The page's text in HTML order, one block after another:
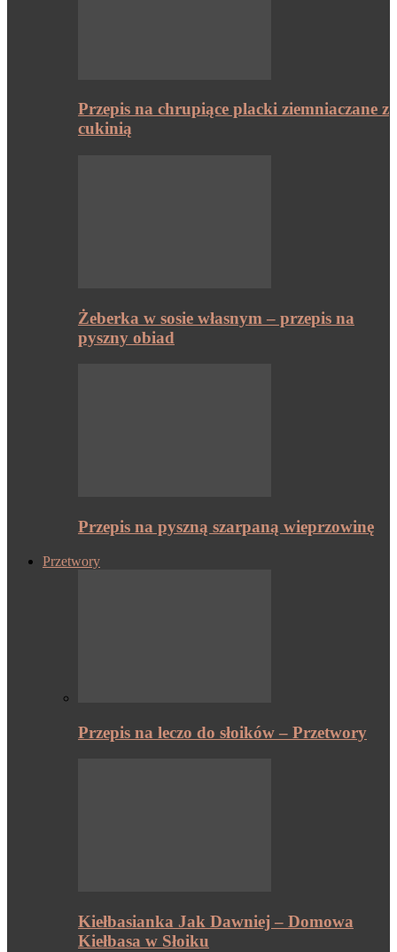
Przepis na chrupiące placki ziemniaczane z
cukinią
Żeberka w sosie własnym – przepis na
pyszny obiad
Przepis na pyszną szarpaną wieprzowinę
Przetwory
Przepis na leczo do słoików – Przetwory
Kiełbasianka Jak Dawniej – Domowa
Kiełbasa w Słoiku